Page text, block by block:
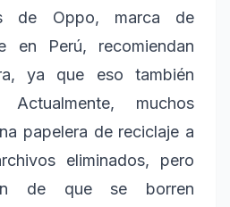
de Oppo, marca de
en Perú, recomiendan
ya que eso también
muchos
papelera de reciclaje a
eliminados, pero
de que se borren